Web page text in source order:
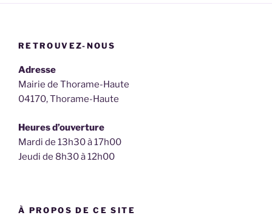
RETROUVEZ-NOUS
Adresse
Mairie de Thorame-Haute
04170, Thorame-Haute
Heures d’ouverture
Mardi de 13h30 à 17h00
Jeudi de 8h30 à 12h00
À PROPOS DE CE SITE